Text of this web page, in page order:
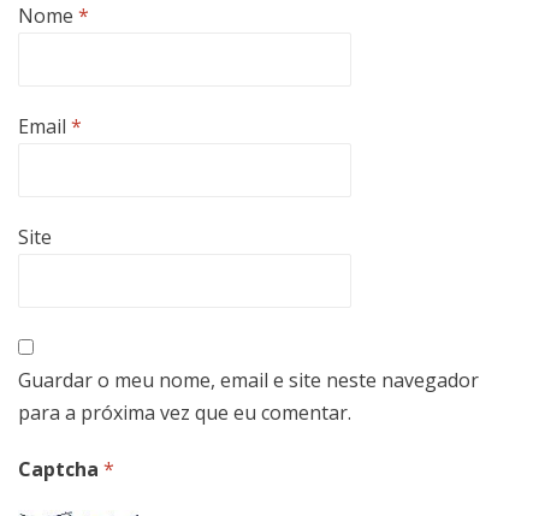
Nome *
Email *
Site
Guardar o meu nome, email e site neste navegador
para a próxima vez que eu comentar.
Captcha *